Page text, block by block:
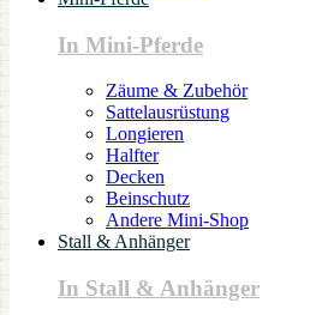
In Mini-Pferde
Zäume & Zubehör
Sattelausrüstung
Longieren
Halfter
Decken
Beinschutz
Andere Mini-Shop
Stall & Anhänger
In Stall & Anhänger